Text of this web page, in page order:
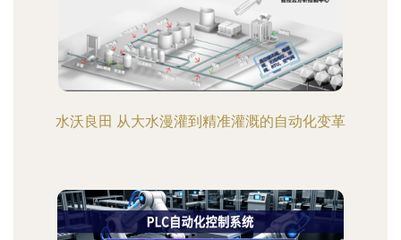
水沃良田 从大水漫灌到精准灌溉的自动化变革